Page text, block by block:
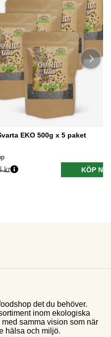
EKO 500g x 5 paket
kr KÖP NU
det du behöver.
inom ekologiska
samma vision som när
hälsa och miljö.